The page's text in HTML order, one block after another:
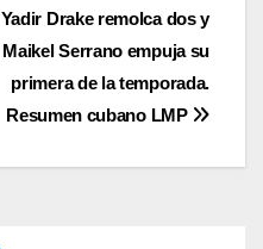
Yadir Drake remolca dos y
Maikel Serrano empuja su
primera de la temporada.
Resumen cubano LMP